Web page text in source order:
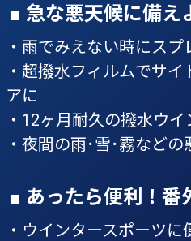
■ 急な悪天候に備え
・雨でみえない時にスプ
・超撥水フィルムでサ
アに
・12ヶ月耐久の撥水ウ
・夜間の雨･雪･霧など
■ あったら便利！番
・ウインタースポーツに